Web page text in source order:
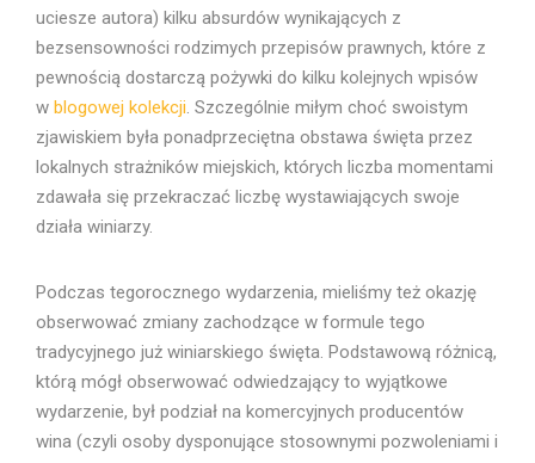
uciesze autora) kilku absurdów wynikających z
bezsensowności rodzimych przepisów prawnych, które z
pewnością dostarczą pożywki do kilku kolejnych wpisów
w blogowej kolekcji. Szczególnie miłym choć swoistym
zjawiskiem była ponadprzeciętna obstawa święta przez
lokalnych strażników miejskich, których liczba momentami
zdawała się przekraczać liczbę wystawiających swoje
działa winiarzy.
Podczas tegorocznego wydarzenia, mieliśmy też okazję
obserwować zmiany zachodzące w formule tego
tradycyjnego już winiarskiego święta. Podstawową różnicą,
którą mógł obserwować odwiedzający to wyjątkowe
wydarzenie, był podział na komercyjnych producentów
wina (czyli osoby dysponujące stosownymi pozwoleniami i